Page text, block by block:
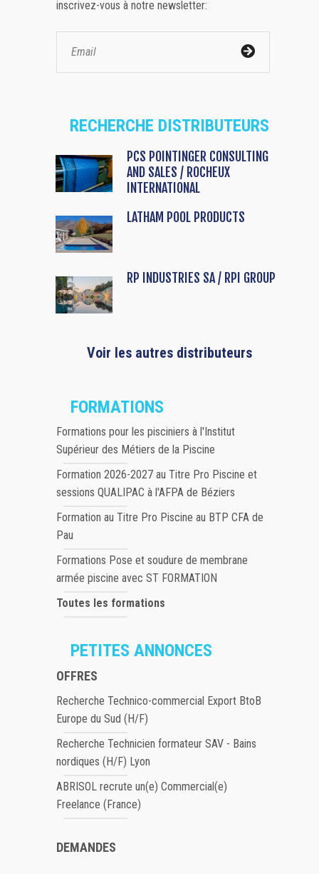
inscrivez-vous à notre newsletter:
RECHERCHE DISTRIBUTEURS
PCS POINTINGER CONSULTING
AND SALES / ROCHEUX
INTERNATIONAL
LATHAM POOL PRODUCTS
RP INDUSTRIES SA / RPI GROUP
Voir les autres distributeurs
FORMATIONS
Formations pour les pisciniers à l'Institut
Supérieur des Métiers de la Piscine
Formation 2026-2027 au Titre Pro Piscine et
sessions QUALIPAC à l'AFPA de Béziers
Formation au Titre Pro Piscine au BTP CFA de
Pau
Formations Pose et soudure de membrane
armée piscine avec ST FORMATION
Toutes les formations
PETITES ANNONCES
OFFRES
Recherche Technico-commercial Export BtoB
Europe du Sud (H/F)
Recherche Technicien formateur SAV - Bains
nordiques (H/F) Lyon
ABRISOL recrute un(e) Commercial(e)
Freelance (France)
DEMANDES